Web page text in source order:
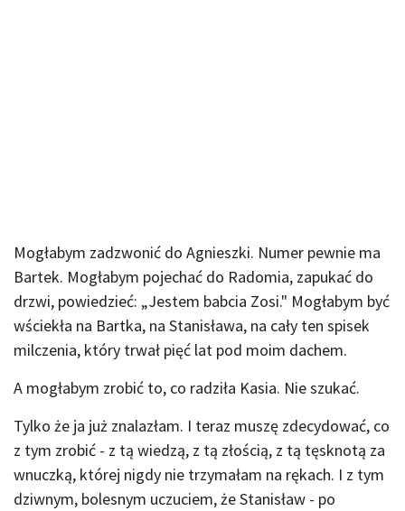
Mogłabym zadzwonić do Agnieszki. Numer pewnie ma
Bartek. Mogłabym pojechać do Radomia, zapukać do
drzwi, powiedzieć: „Jestem babcia Zosi." Mogłabym być
wściekła na Bartka, na Stanisława, na cały ten spisek
milczenia, który trwał pięć lat pod moim dachem.
A mogłabym zrobić to, co radziła Kasia. Nie szukać.
Tylko że ja już znalazłam. I teraz muszę zdecydować, co
z tym zrobić - z tą wiedzą, z tą złością, z tą tęsknotą za
wnuczką, której nigdy nie trzymałam na rękach. I z tym
dziwnym, bolesnym uczuciem, że Stanisław - po